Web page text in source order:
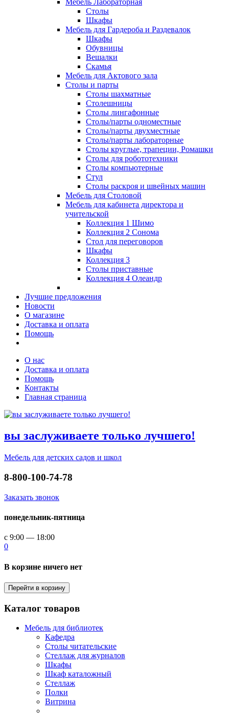
Столы
Шкафы
Мебель для Гардероба и Раздевалок
Шкафы
Обувницы
Вешалки
Скамья
Мебель для Актового зала
Столы и парты
Столы шахматные
Столешницы
Столы лингафонные
Столы/парты одноместные
Столы/парты двухместные
Столы/парты лабораторные
Столы круглые, трапеции, Ромашки
Столы для робототехники
Столы компьютерные
Стул
Столы раскроя и швейных машин
Мебель для Столовой
Мебель для кабинета директора и
учительской
Коллекция 1 Шимо
Коллекция 2 Сонома
Стол для переговоров
Шкафы
Коллекция 3
Столы приставные
Коллекция 4 Олеандр
Лучшие предложения
Новости
О магазине
Доставка и оплата
Помощь
О нас
Доставка и оплата
Помощь
Контакты
Главная страница
вы заслуживаете только лучшего!
Мебель для детских садов и школ
8-800-100-74-78
Заказать звонок
понедельник-пятница
с 9:00 — 18:00
0
В корзине ничего нет
Перейти в корзину
Каталог товаров
Мебель для библиотек
Кафедра
Столы читательские
Стеллаж для журналов
Шкафы
Шкаф каталожный
Стеллаж
Полки
Витрина